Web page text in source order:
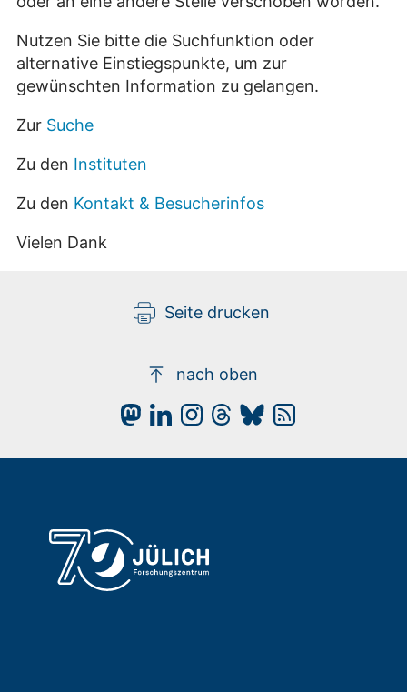
Nutzen Sie bitte die Suchfunktion oder
alternative Einstiegspunkte, um zur
gewünschten Information zu gelangen.
Zur Suche
Zu den Instituten
Zu den Kontakt & Besucherinfos
Vielen Dank
Seite drucken
nach oben